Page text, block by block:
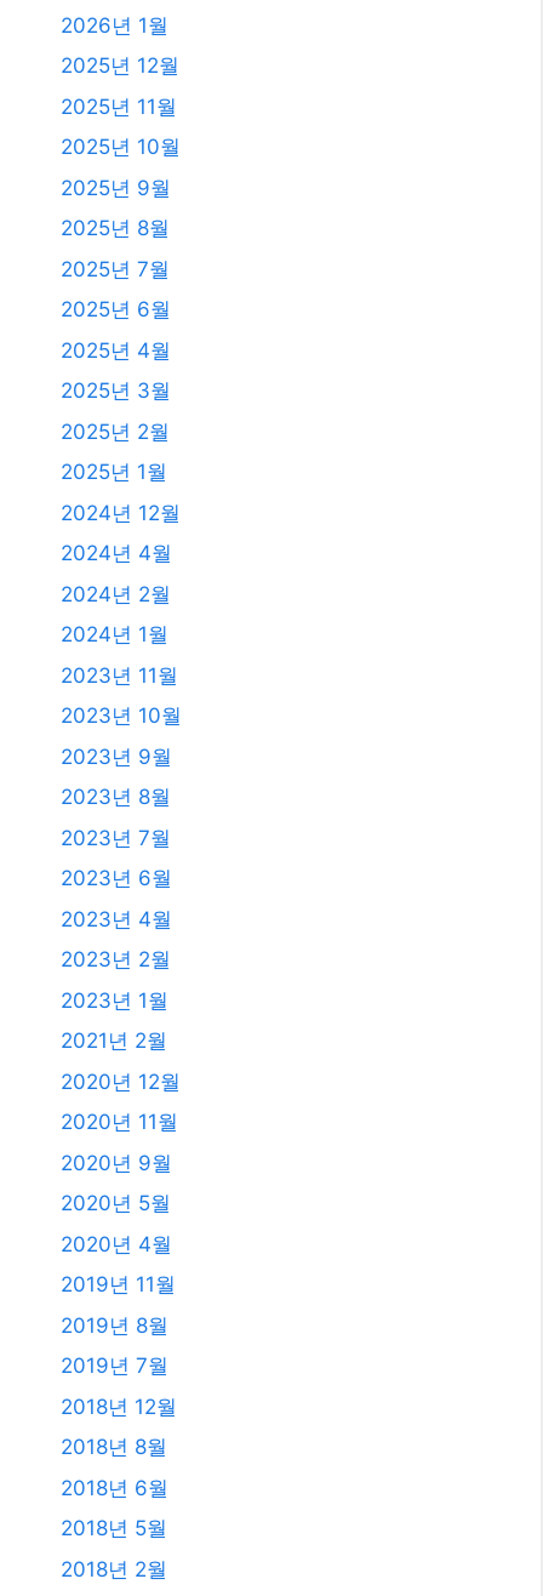
2026년 1월
2025년 12월
2025년 11월
2025년 10월
2025년 9월
2025년 8월
2025년 7월
2025년 6월
2025년 4월
2025년 3월
2025년 2월
2025년 1월
2024년 12월
2024년 4월
2024년 2월
2024년 1월
2023년 11월
2023년 10월
2023년 9월
2023년 8월
2023년 7월
2023년 6월
2023년 4월
2023년 2월
2023년 1월
2021년 2월
2020년 12월
2020년 11월
2020년 9월
2020년 5월
2020년 4월
2019년 11월
2019년 8월
2019년 7월
2018년 12월
2018년 8월
2018년 6월
2018년 5월
2018년 2월